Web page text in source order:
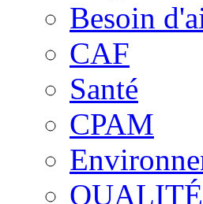
Besoin
CAF
Santé
CPAM